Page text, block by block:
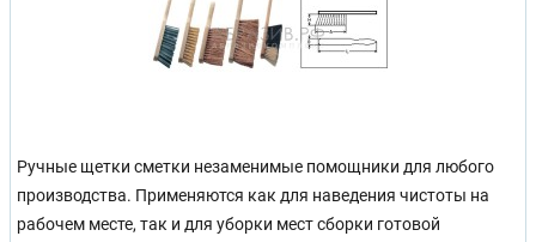
Ручные щетки сметки незаменимые помощники для любого
производства. Применяются как для наведения чистоты на
рабочем месте, так и для уборки мест сборки готовой